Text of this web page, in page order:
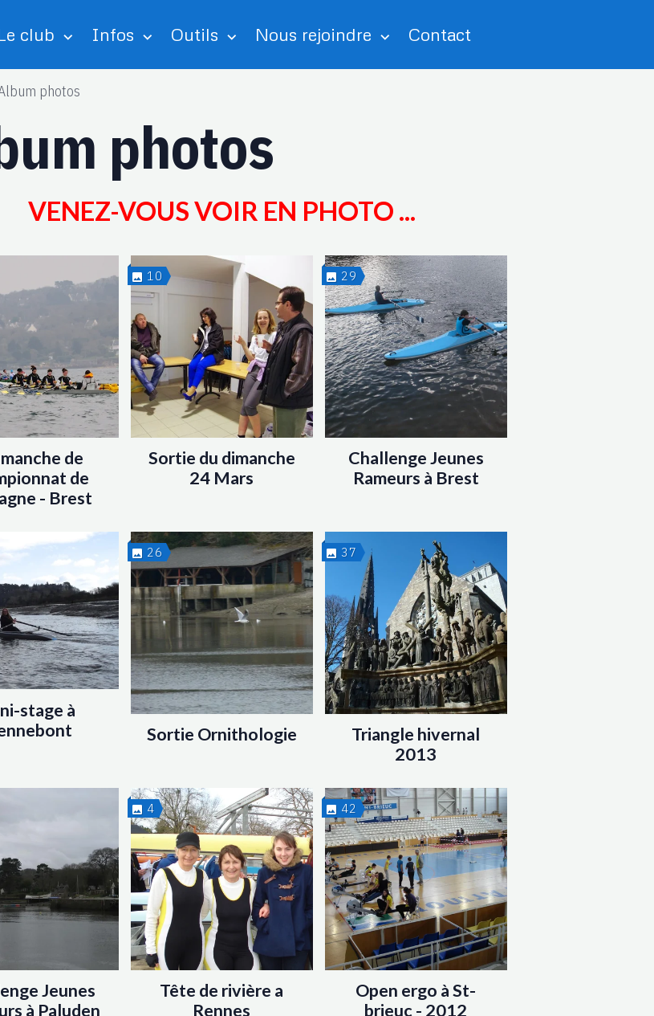
club Infos Outils Nous rejoindre Contact
photos
photos
VENEZ-VOUS VOIR EN PHOTO ...
de
de
- Brest
10
Sortie du dimanche
24 Mars
29
Challenge Jeunes
Rameurs à Brest
stage à
26
Sortie Ornithologie
37
Triangle hivernal
2013
Jeunes
à Paluden
4
Tête de rivière a
Rennes
42
Open ergo à St-
brieuc - 2012